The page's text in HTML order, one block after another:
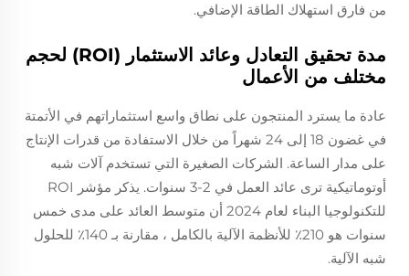
من فارق استهلاك الطاقة الإضافي.
مدة تحقيق التعادل وعائد الاستثمار (ROI) لحجم
مختلف من الأعمال
عادة ما يسترد المنتجون على نطاق واسع استثماراتهم في الأتمتة
في غضون 18 إلى 24 شهراً من خلال الاستفادة من قدرات الإنتاج
على مدار الساعة. الشركات الصغيرة التي تستخدم آلات شبه
أوتوماتيكية ترى عائد العمل في 2-3 سنوات. يذكر مؤشر ROI
للتكنولوجيا البناء لعام 2024 أن متوسط العائد على مدى خمس
سنوات هو 210٪ للأنظمة الآلية بالكامل ، مقارنة بـ 140٪ للحلول
شبه الآلية.